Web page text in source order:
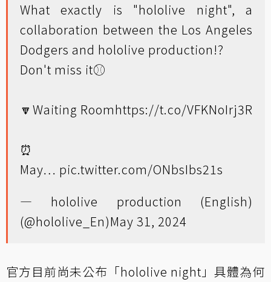
What exactly is "hololive night", a
collaboration between the Los Angeles
Dodgers and hololive production!?
Don't miss it⚾
🔽Waiting Roomhttps://t.co/VFKNoIrj3R
⏰
May… pic.twitter.com/ONbsIbs21s
— hololive production (English)
(@hololive_En)May 31, 2024
官方目前尚未公布「hololive night」具體為何